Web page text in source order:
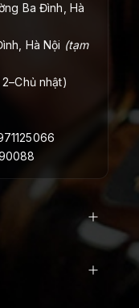
Ba Đình, Hà
Hà Nội (tạm
nhật)